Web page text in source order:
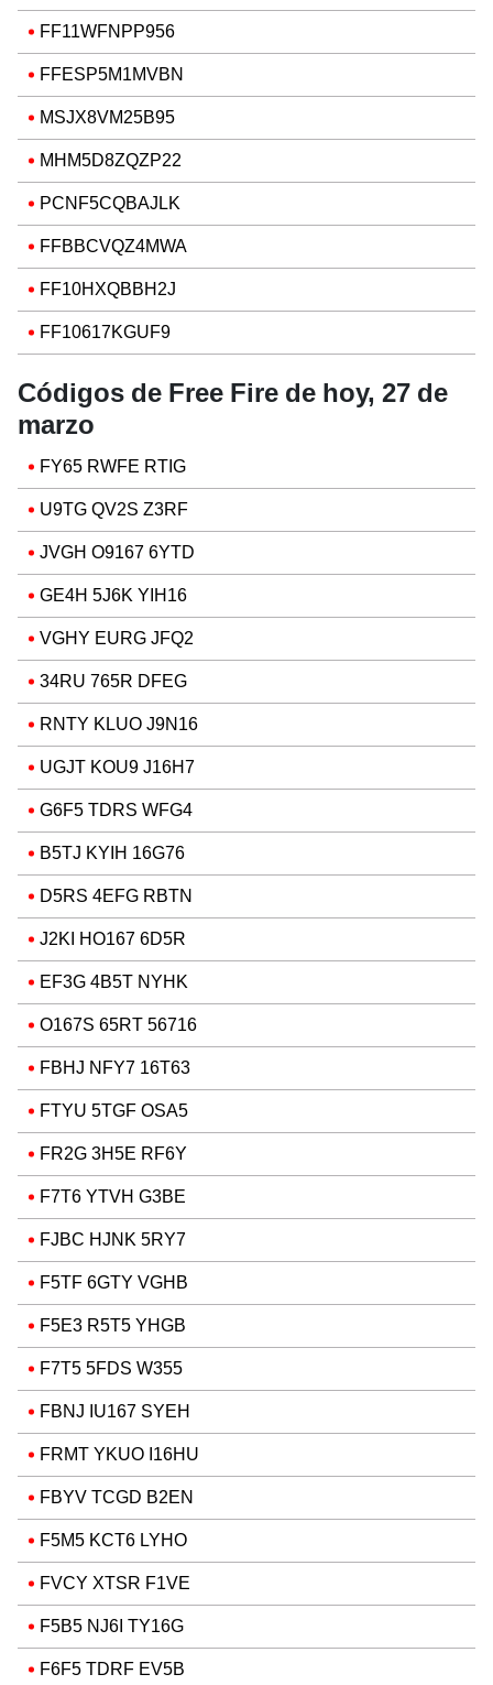
FF11WFNPP956
FFESP5M1MVBN
MSJX8VM25B95
MHM5D8ZQZP22
PCNF5CQBAJLK
FFBBCVQZ4MWA
FF10HXQBBH2J
FF10617KGUF9
Códigos de Free Fire de hoy, 27 de
marzo
FY65 RWFE RTIG
U9TG QV2S Z3RF
JVGH O9167 6YTD
GE4H 5J6K YIH16
VGHY EURG JFQ2
34RU 765R DFEG
RNTY KLUO J9N16
UGJT KOU9 J16H7
G6F5 TDRS WFG4
B5TJ KYIH 16G76
D5RS 4EFG RBTN
J2KI HO167 6D5R
EF3G 4B5T NYHK
O167S 65RT 56716
FBHJ NFY7 16T63
FTYU 5TGF OSA5
FR2G 3H5E RF6Y
F7T6 YTVH G3BE
FJBC HJNK 5RY7
F5TF 6GTY VGHB
F5E3 R5T5 YHGB
F7T5 5FDS W355
FBNJ IU167 SYEH
FRMT YKUO I16HU
FBYV TCGD B2EN
F5M5 KCT6 LYHO
FVCY XTSR F1VE
F5B5 NJ6I TY16G
F6F5 TDRF EV5B